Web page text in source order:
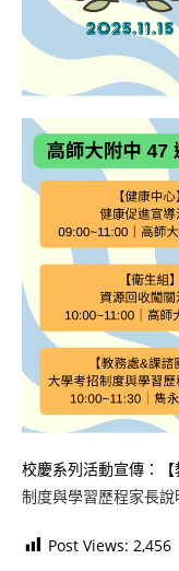
校慶系列活動宣傳：【
制度與學習歷程家長說
Post Views: 2,456